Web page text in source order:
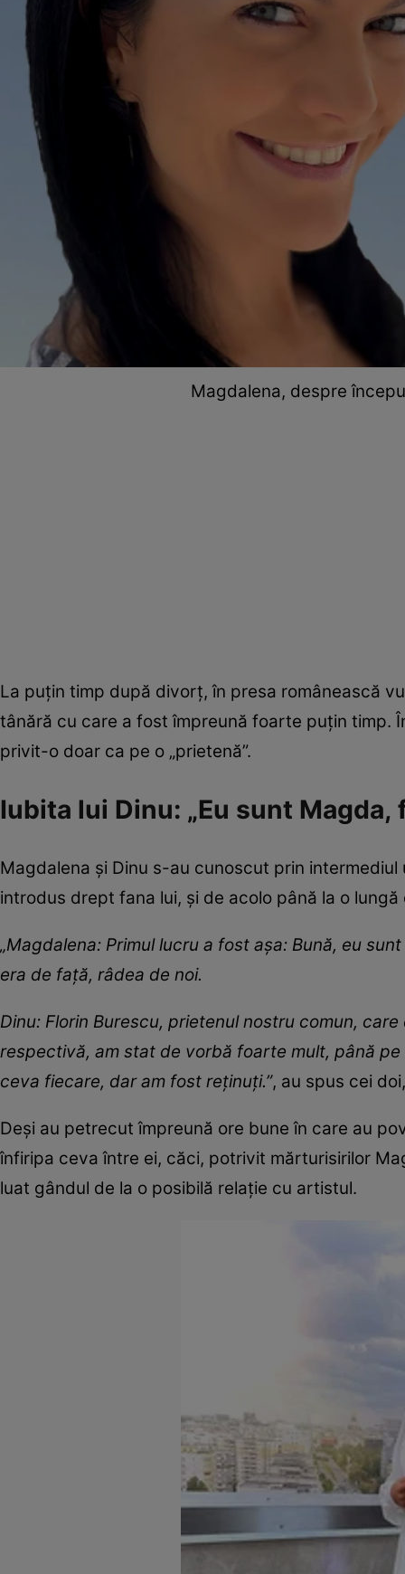
Magdalena, despre
La puțin timp după divorț, în presa românească
tânără cu care a fost împreună foarte puțin timp.
privit-o doar ca pe o „prietenă”.
Iubita lui Dinu: „Eu sunt Magda,
Magdalena și Dinu s-au cunoscut prin
introdus drept fana lui, și de acolo până la o
„Magdalena: Primul lucru a fost așa: Bună, eu
era de față, râdea de noi.
Dinu: Florin Burescu, prietenul nostru comun,
respectivă, am stat de vorbă foarte mult, până
ceva fiecare, dar am fost reținuți.”, au spus cei
Deși au petrecut împreună ore bune în care au
înfiripa ceva între ei, căci, potrivit mărturisirilor
luat gândul de la o posibilă relație cu artistul.